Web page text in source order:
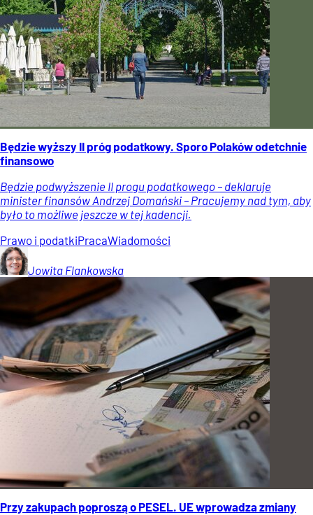
Będzie wyższy II próg podatkowy. Sporo Polaków odetchnie
finansowo
Będzie podwyższenie II progu podatkowego – deklaruje
minister finansów Andrzej Domański – Pracujemy nad tym, aby
było to możliwe jeszcze w tej kadencji.
Prawo i podatkiPracaWiadomości
Jowita Flankowska
Przy zakupach poproszą o PESEL. UE wprowadza zmiany